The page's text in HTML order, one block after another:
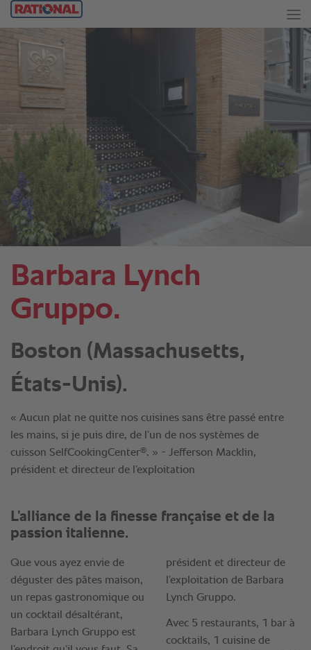
Barbara Lynch
Gruppo.
Boston (Massachusetts,
États-Unis).
« Aucun plat ne quitte nos cuisines sans être passé entre
les mains, si je puis dire, de l’un de nos systèmes de
cuisson SelfCookingCenter®. » - Jefferson Macklin,
président et directeur de l’exploitation